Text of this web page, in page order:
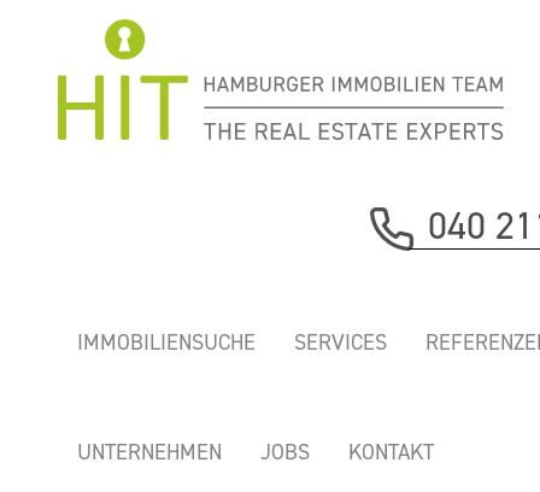
040
IMMOBILIENSUCHE SERVICES
UNTERNEHMEN JOBS KONTAKT
„QUAI54” - TOP
TERRASSEN MIT